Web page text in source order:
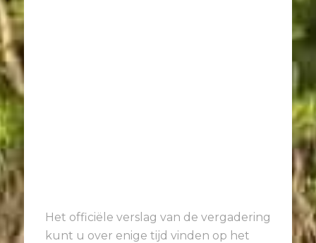
Het officiële verslag van de vergadering
kunt u over enige tijd vinden op het